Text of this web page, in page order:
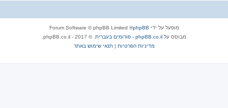
מופעל על ידי phpBB
® Forum Software © phpBB Limited
מבוסס על phpBB.co.il - פורומים בעברית
. © 2017 - phpBB.co.il.
מדיניות הפרטיות |תנאי שימוש באתר